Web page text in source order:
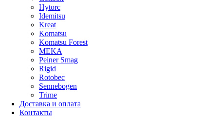
Hytorc
Idemitsu
Kreat
Komatsu
Komatsu Forest
MEKA
Peiner Smag
Rigid
Rotobec
Sennebogen
Trime
Доставка и оплата
Контакты